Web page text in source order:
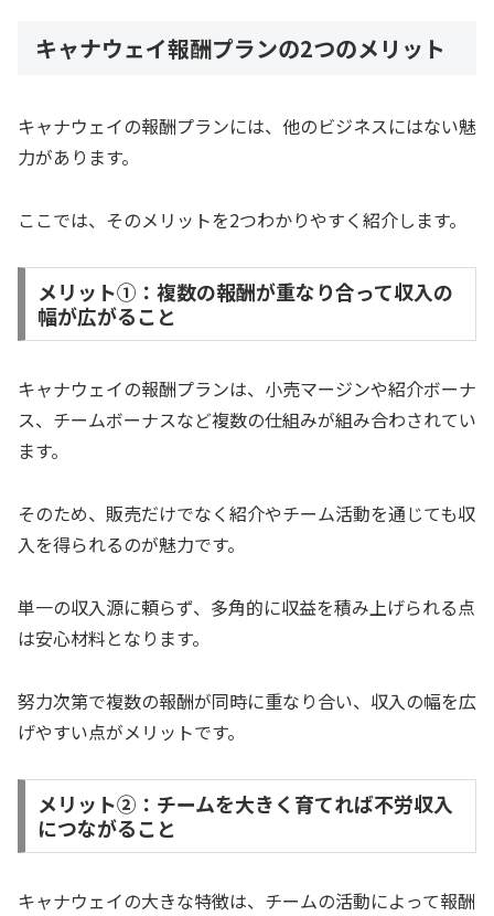
キャナウェイ報酬プランの2つのメリット
キャナウェイの報酬プランには、他のビジネスにはない魅
力があります。
ここでは、そのメリットを2つわかりやすく紹介します。
メリット①：複数の報酬が重なり合って収入の
幅が広がること
キャナウェイの報酬プランは、小売マージンや紹介ボーナ
ス、チームボーナスなど複数の仕組みが組み合わされてい
ます。
そのため、販売だけでなく紹介やチーム活動を通じても収
入を得られるのが魅力です。
単一の収入源に頼らず、多角的に収益を積み上げられる点
は安心材料となります。
努力次第で複数の報酬が同時に重なり合い、収入の幅を広
げやすい点がメリットです。
メリット②：チームを大きく育てれば不労収入
につながること
キャナウェイの大きな特徴は、チームの活動によって報酬